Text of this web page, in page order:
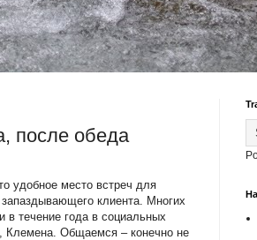
после обеда
удобное место встреч для
клиента. Многих
течение года в социальных
Клемена. Общаемся – конечно не